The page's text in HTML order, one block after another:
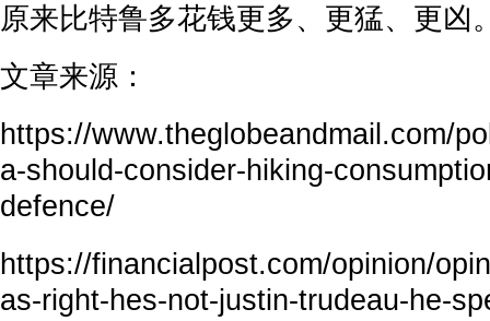
原来比特鲁多花钱更多、更猛、更凶
文章来源：
https://www.theglobeandmail.com/
a-should-consider-hiking-
defence/
https://financialpost.com/opinion/
as-right-hes-not-justin-trudeau-he-